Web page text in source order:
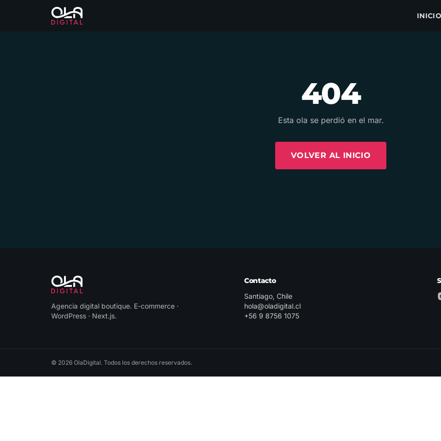
404
Esta ola se perdió en el mar.
VOLVER AL INICIO
Agencia digital boutique. E-commerce ·
WordPress · Next.js.
Contacto
Santiago, Chile
hola@oladigital.cl
+56 9 8756 1075
© 2026 OlaDigital. Todos los derechos reservados.